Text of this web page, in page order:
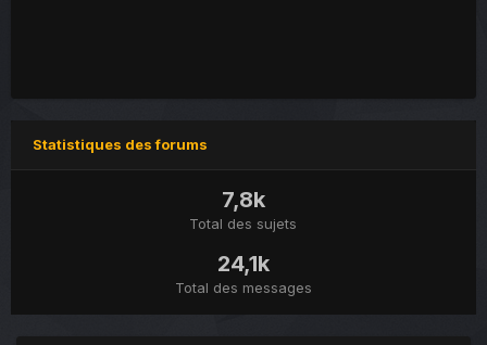
Statistiques des forums
7,8k
Total des sujets
24,1k
Total des messages